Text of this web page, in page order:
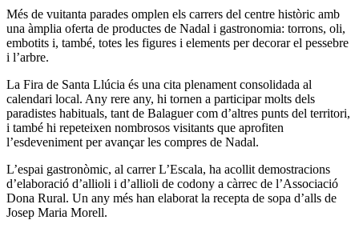
Més de vuitanta parades omplen els carrers del centre històric amb
una àmplia oferta de productes de Nadal i gastronomia: torrons, oli,
embotits i, també, totes les figures i elements per decorar el pessebre
i l’arbre.
La Fira de Santa Llúcia és una cita plenament consolidada al
calendari local. Any rere any, hi tornen a participar molts dels
paradistes habituals, tant de Balaguer com d’altres punts del territori,
i també hi repeteixen nombrosos visitants que aprofiten
l’esdeveniment per avançar les compres de Nadal.
L’espai gastronòmic, al carrer L’Escala, ha acollit demostracions
d’elaboració d’allioli i d’allioli de codony a càrrec de l’Associació
Dona Rural. Un any més han elaborat la recepta de sopa d’alls de
Josep Maria Morell.